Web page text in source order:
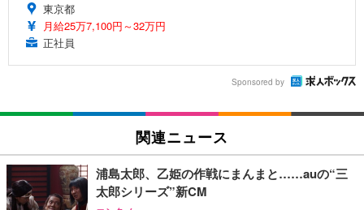
東京都
月給25万7,100円～32万円
正社員
Sponsored by
関連ニュース
浦島太郎、乙姫の作戦にまんまと……auの“三
太郎シリーズ”新CM